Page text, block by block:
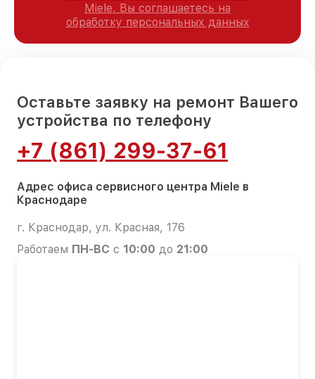
Miele, Вы соглашаетесь на
обработку персональных данных
Оставьте заявку на ремонт Вашего
устройства по телефону
+7 (861) 299-37-61
Адрес офиса сервисного центра Miele в
Краснодаре
г. Краснодар, ул. Красная, 176
Работаем ПН-ВС с 10:00 до 21:00